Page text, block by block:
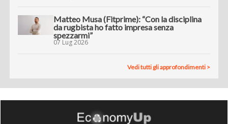
Matteo Musa (Fitprime): “Con la disciplina
da rugbista ho fatto impresa senza
spezzarmi”
07 Lug 2026
Vedi tutti gli approfondimenti >